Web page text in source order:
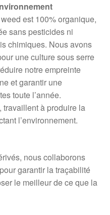
est 100% organique,
sans pesticides ni
chimiques. Nous avons
une culture sous serre
notre empreinte
et garantir une
toute l’année.
à produire la
l’environnement.
nous collaborons
garantir la traçabilité
le meilleur de ce que la